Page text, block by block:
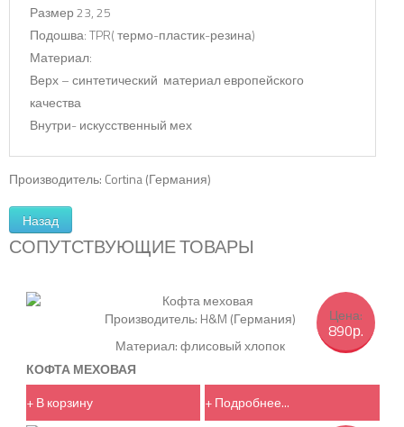
Размер 23, 25
Подошва: TPR( термо-пластик-резина)
Материал:
Верх – синтетический материал европейского
качества
Внутри- искусственный мех
Производитель: Cortina (Германия)
СОПУТСТВУЮЩИЕ ТОВАРЫ
Производитель: H&M (Германия) Цена:
890р.
Материал: флисовый хлопок
КОФТА МЕХОВАЯ
+ В корзину
+ Подробнее...